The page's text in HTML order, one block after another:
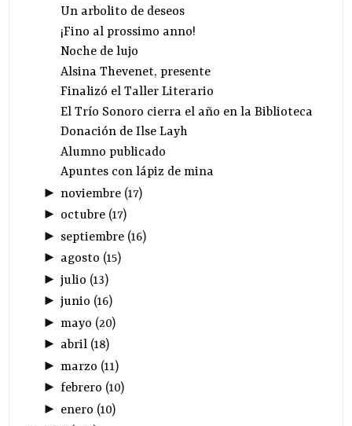
Un arbolito de deseos
¡Fino al prossimo anno!
Noche de lujo
Alsina Thevenet, presente
Finalizó el Taller Literario
El Trío Sonoro cierra el año en la Biblioteca
Donación de Ilse Layh
Alumno publicado
Apuntes con lápiz de mina
► noviembre(17)
► octubre(17)
► septiembre(16)
► agosto (15)
► julio (13)
► junio (16)
► mayo (20)
► abril(18)
► marzo (11)
► febrero (10)
► enero (10)